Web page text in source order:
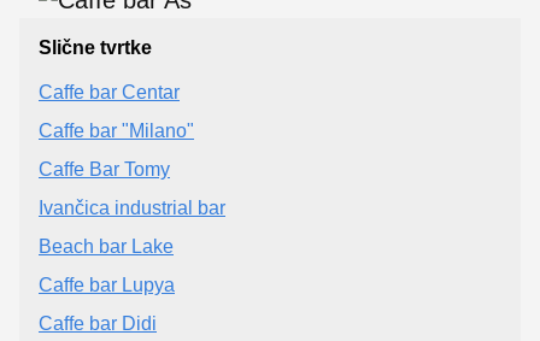
Slične tvrtke
Caffe bar Centar
Caffe bar "Milano"
Caffe Bar Tomy
Ivančica industrial bar
Beach bar Lake
Caffe bar Lupya
Caffe bar Didi